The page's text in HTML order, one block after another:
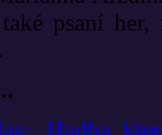
psaní
„Hudba,